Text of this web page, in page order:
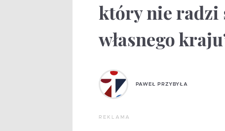
który nie radzi
własnego
PAWEŁ PRZYBYŁA
REKLAMA